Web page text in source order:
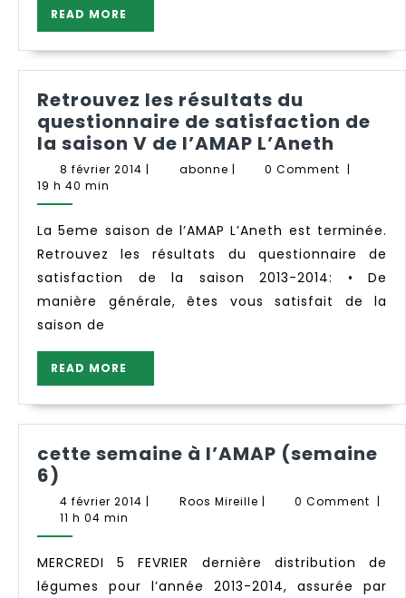
READ MORE
MORE
Retrouvez les résultats du
questionnaire de satisfaction de
la saison V de l’AMAP L’Aneth
les
de
de
l’AMAP
8 février 2014 8| abonneabonne
| 0 Comment |
19 h 40 min
La 5eme saison de l’AMAP L’Aneth est terminée.
Retrouvez les résultats du questionnaire de
satisfaction de la saison 2013-2014: • De
manière générale, êtes vous satisfait de la
saison de
READ MORE
MORE
cette semaine à l’AMAP (semaine
6)
semaine
à
l’AMAP
(semaine
6)
4 février 2014 4| Roos MireilleRoos
| 0 Comment |
11 h 04 min
MERCREDI 5 FEVRIER dernière distribution de
légumes pour l’année 2013-2014, assurée par